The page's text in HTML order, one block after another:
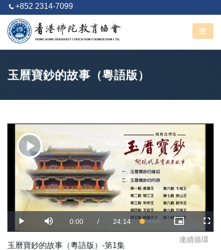
+852 2314-7099
玉曆寶鈔的故事（粵語版）
Play
Video
Play Mute Current
Time
0:00 / Duration
24:14 Loaded
2.64%
Picture-
in-
Picture
連續循環
玉曆寶鈔的故事（粵語版）-第1集